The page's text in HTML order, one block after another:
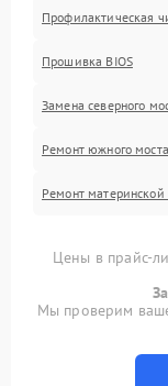
Профилактическая
Прошивка BIOS
Замена северного
Ремонт южного моста
Ремонт материнской
Цены в прайс-
Мы проверим